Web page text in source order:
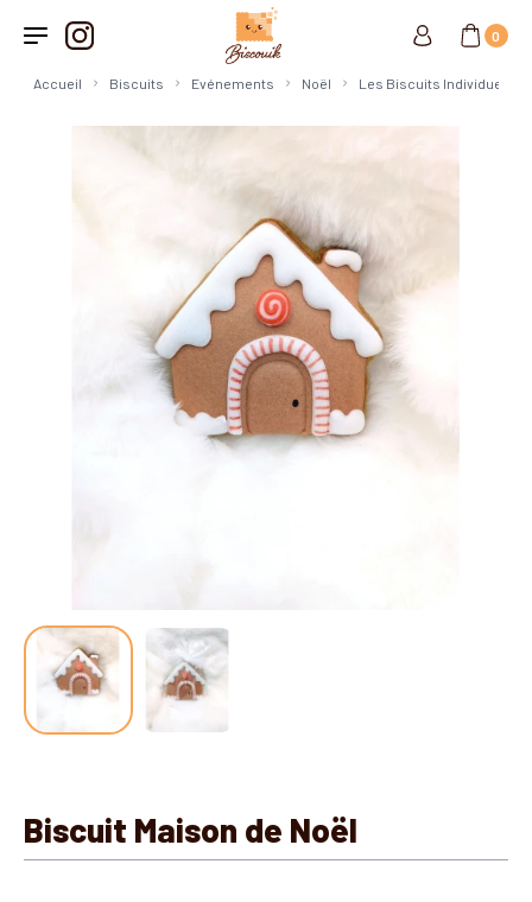
0
Accueil Biscuits Evénements Noël Les Biscuits Individuels
Biscuit Maison de Noël
CULTURE POP